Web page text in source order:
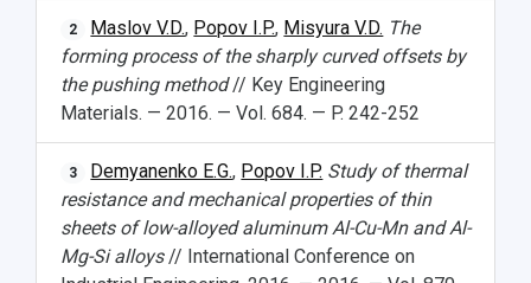
2 Maslov V.D., Popov I.P., Misyura V.D. The
forming process of the sharply curved offsets by
the pushing method// Key Engineering
Materials. — 2016. — Vol. 684. — P. 242-252
3 Demyanenko E.G., Popov I.P. Study of thermal
resistance and mechanical properties of thin
sheets of low-alloyed aluminum Al-Cu-Mn and Al-
Mg-Si alloys// International Conference on